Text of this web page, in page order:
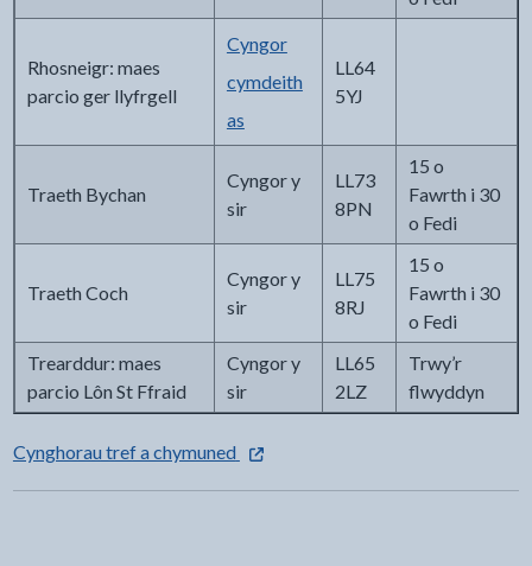
Rhosneigr: maes
parcio ger llyfrgell
Cyngor
cymdeith
as
LL64
5YJ
Traeth Bychan
Cyngor y
sir
LL73
8PN
15 o
Fawrth i 30
o Fedi
Traeth Coch
Cyngor y
sir
LL75
8RJ
15 o
Fawrth i 30
o Fedi
Trearddur: maes
parcio Lôn St Ffraid
Cyngor y
sir
LL65
2LZ
Trwy’r
flwyddyn
Cynghorau tref a chymuned- dolen allanol yn agor mewn tab